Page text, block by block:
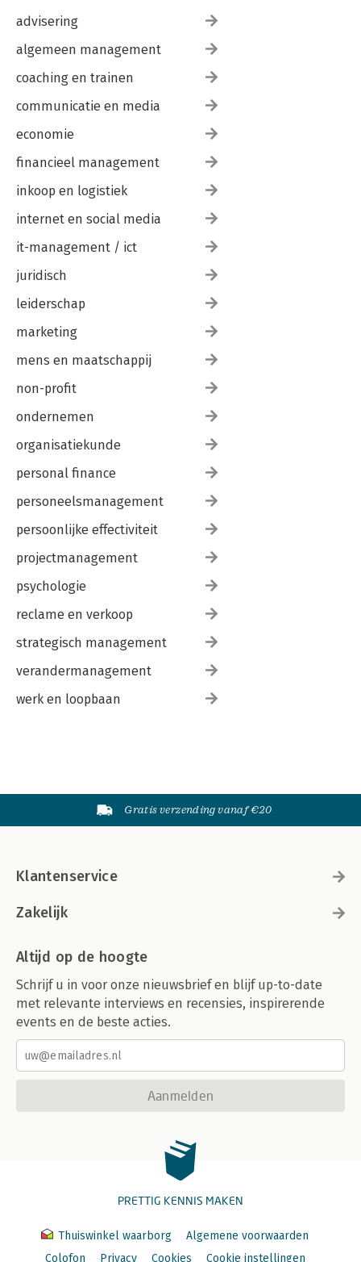
advisering
algemeen management
coaching en trainen
communicatie en media
economie
financieel management
inkoop en logistiek
internet en social media
it-management / ict
juridisch
leiderschap
marketing
mens en maatschappij
non-profit
ondernemen
organisatiekunde
personal finance
personeelsmanagement
persoonlijke effectiviteit
projectmanagement
psychologie
reclame en verkoop
strategisch management
verandermanagement
werk en loopbaan
Gratis verzending vanaf €20
Klantenservice
Zakelijk
Altijd op de hoogte
Schrijf u in voor onze nieuwsbrief en blijf up-to-date
met relevante interviews en recensies, inspirerende
events en de beste acties.
Aanmelden
PRETTIG KENNIS MAKEN
Thuiswinkel waarborg
Algemene voorwaarden
Colofon
Privacy Cookies Cookie instellingen